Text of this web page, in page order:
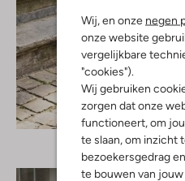
Wij, en onze negen
onze website
vergelijkbare
"cookies").
Wij gebruiken
zorgen dat onze
functioneert, om
te slaan, om inzicht
bezoekersgedrag
te bouwen van
Ontdek de look